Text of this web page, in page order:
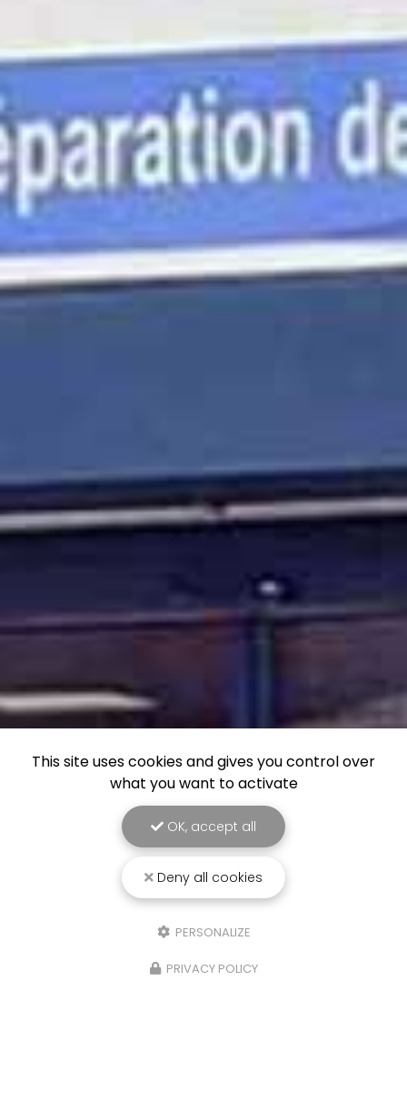
This site uses cookies and gives you control over
what you want to activate
OK, accept all
Deny all cookies
PERSONALIZE
PRIVACY POLICY